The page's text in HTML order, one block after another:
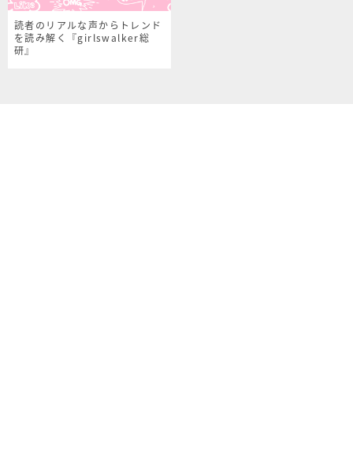
読者のリアルな声からトレンド
を読み解く『girlswalker総
研』